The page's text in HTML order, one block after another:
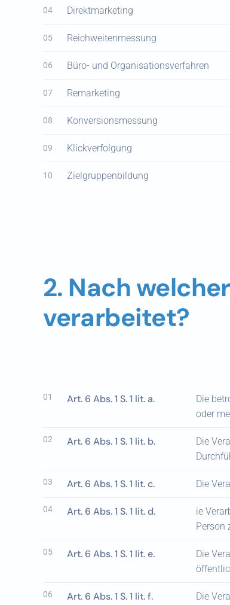
04 Direktmarketing
05 Reichweitenmessung
06 Büro- und Organisationsverfahren
07 Remarketing
08 Konversionsmessung
09 Klickverfolgung
10 Zielgruppenbildung
2. Nach
verarbeitet?
01 Art. 6 Abs. 1 S. 1 lit. a.
Die
oder
02 Art. 6 Abs. 1 S. 1 lit. b.
Die
03 Art. 6 Abs. 1 S. 1 lit. c. Die
04 Art. 6 Abs. 1 S. 1 lit. d.
ie
Person
05 Art. 6 Abs. 1 S. 1 lit. e.
Die
06 Art. 6 Abs. 1 S. 1 lit. f.
Die